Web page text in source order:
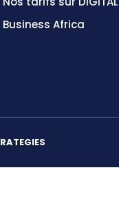
Business Africa